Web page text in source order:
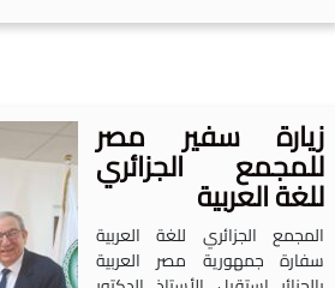
سفير مصر
الجزائري
العربية
الجزائري للغة العربية
جمهورية مصر العربية